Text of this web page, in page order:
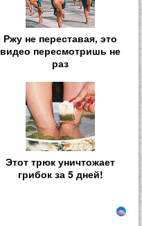
Ржу не переставая, это
видео пересмотришь не
раз
Этот трюк уничтожает
грибок за 5 дней!